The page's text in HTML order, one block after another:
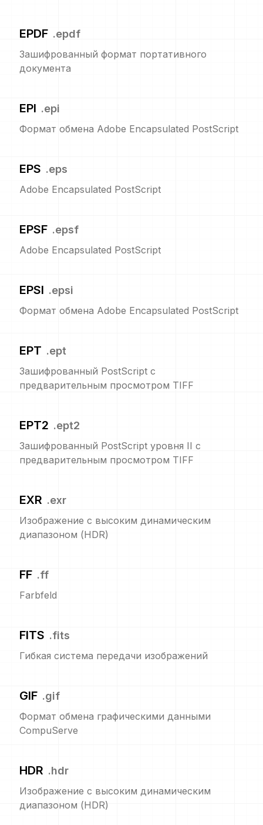
EPDF .epdf
Зашифрованный формат портативного
документа
EPI .epi
Формат обмена Adobe Encapsulated PostScript
EPS .eps
Adobe Encapsulated PostScript
EPSF .epsf
Adobe Encapsulated PostScript
EPSI .epsi
Формат обмена Adobe Encapsulated PostScript
EPT .ept
Зашифрованный PostScript с
предварительным просмотром TIFF
EPT2 .ept2
Зашифрованный PostScript уровня II с
предварительным просмотром TIFF
EXR .exr
Изображение с высоким динамическим
диапазоном (HDR)
FF .ff
Farbfeld
FITS .fits
Гибкая система передачи изображений
GIF .gif
Формат обмена графическими данными
CompuServe
HDR .hdr
Изображение с высоким динамическим
диапазоном (HDR)